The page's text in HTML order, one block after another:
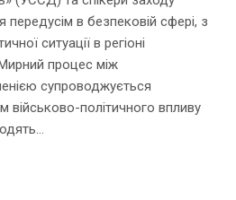
в безпековій сфері, з
ситуації в регіоні
процес між
супроводжується
військово-політичного впливу